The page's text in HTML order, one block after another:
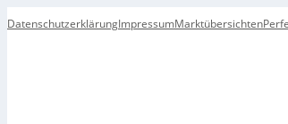
DatenschutzerklärungImpressumMarktübersichten